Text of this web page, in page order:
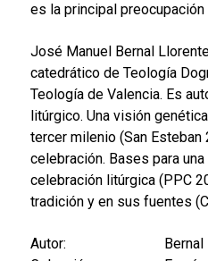
es la principal preocupación
José Manuel Bernal
catedrático de Teología
Teología de Valencia. Es
litúrgico. Una visión
tercer milenio (San
celebración. Bases para
celebración litúrgica (PPC
tradición y en sus fuentes
Autor: